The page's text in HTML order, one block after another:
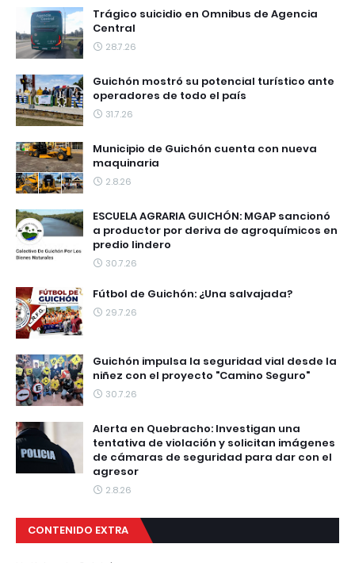
Trágico suicidio en Omnibus de Agencia
Central
28.7.26
Guichón mostró su potencial turístico ante
operadores de todo el país
31.7.26
Municipio de Guichón cuenta con nueva
maquinaria
2.8.26
ESCUELA AGRARIA GUICHÓN: MGAP sancionó
a productor por deriva de agroquímicos en
predio lindero
30.7.26
Fútbol de Guichón: ¿Una salvajada?
29.7.26
Guichón impulsa la seguridad vial desde la
niñez con el proyecto "Camino Seguro"
30.7.26
Alerta en Quebracho: Investigan una
tentativa de violación y solicitan imágenes
de cámaras de seguridad para dar con el
agresor
2.8.26
CONTENIDO EXTRA